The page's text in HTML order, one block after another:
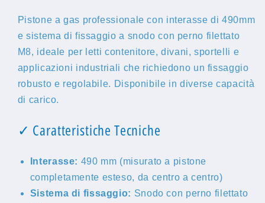
Universale
Pistone a gas professionale con interasse di 490mm
e sistema di fissaggio a snodo con perno filettato
M8, ideale per letti contenitore, divani, sportelli e
applicazioni industriali che richiedono un fissaggio
robusto e regolabile. Disponibile in diverse capacità
di carico.
✓ Caratteristiche Tecniche
Interasse: 490 mm (misurato a pistone
completamente esteso, da centro a centro)
Sistema di fissaggio: Snodo con perno filettato